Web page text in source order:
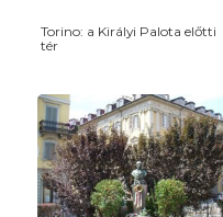
Torino: a Királyi Palota előtti
tér